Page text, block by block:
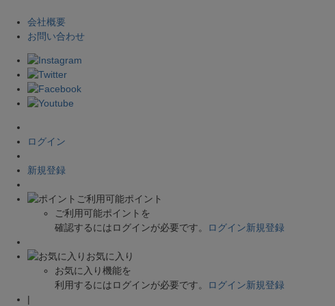
会社概要
お問い合わせ
ログイン
新規登録
ご利用可能ポイント
ご利用可能ポイントを
確認するにはログインが必要です。
ログイン新規登録
お気に入り
お気に入り機能を
利用するにはログインが必要です。
ログイン新規登録
|